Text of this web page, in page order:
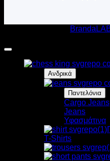
Ανδρικά
Παντελόνια
Cargo Jeans
Jeans
Υφασμάτινα
T-Shirts